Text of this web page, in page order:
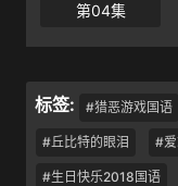
第04集
标签: #猎恶游戏国语
#丘比特的眼泪 #
#生日快乐2018国语